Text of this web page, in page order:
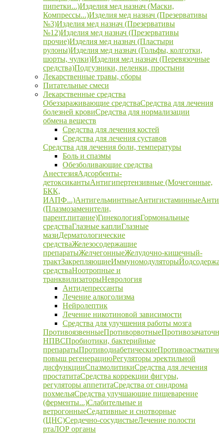
пипетки...)Изделия мед назнач (Маски,
Компрессы...)Изделия мед назнач (Презервативы
№3)Изделия мед назнач (Презервативы
№12)Изделия мед назнач (Презервативы
прочие)Изделия мед назнач (Пластыри
рулоны)Изделия мед назнач (Гольфы, колготки,
шорты, чулки)Изделия мед назнач (Перевязочные
средства)Подгузники, пеленки, простыни
Лекарственные травы, сборы
Питательные смеси
Лекарственные средства
Обеззараживающие средстваСредства для лечения
болезней кровиСредства для нормализации
обмена веществ
Средства для лечения костей
Средства для лечения суставов
Средства для лечения боли, температуры
Боль и спазмы
Обезболивающие средства
АнестезияАдсорбенты-
детоксикантыАнтигипертензивные (Мочегонные,
БКК,
ИАПФ...)АнтигельминтныеАнтигистаминные
(Плазмозаменители,
парент.питание)ГинекологияГормональные
средстваГлазные каплиГлазные
мазиДерматологические
средстваЖелезосодержащие
препаратыЖелчегонныеЖелудочно-кишечный-
трактЗакрепляющиеИммуномодуляторы
средстваНоотропные и
транквилизаторыНеврология
Антидепрессанты
Лечение алкоголизма
Нейролептик
Лечение никотиновой зависимости
Средства для улучшения работы мозга
ПротивоязвенныеПротиворвотные
НПВСПробиотики, бактерийные
препаратыПротиводиабетические
повыш регенерациюРегуляторы эректильной
дисфункцииСпазмолитикиСредства для лечения
простатитаСредства коррекции фигуры,
регуляторы аппетитаСредства от синдрома
похмельяСредства улучшающие пищеварение
(ферменты...)Слабительные и
ветрогонныеСедативные и снотворные
(ЦНС)Сердечно-сосудистыеЛечение полости
ртаЛОР органы